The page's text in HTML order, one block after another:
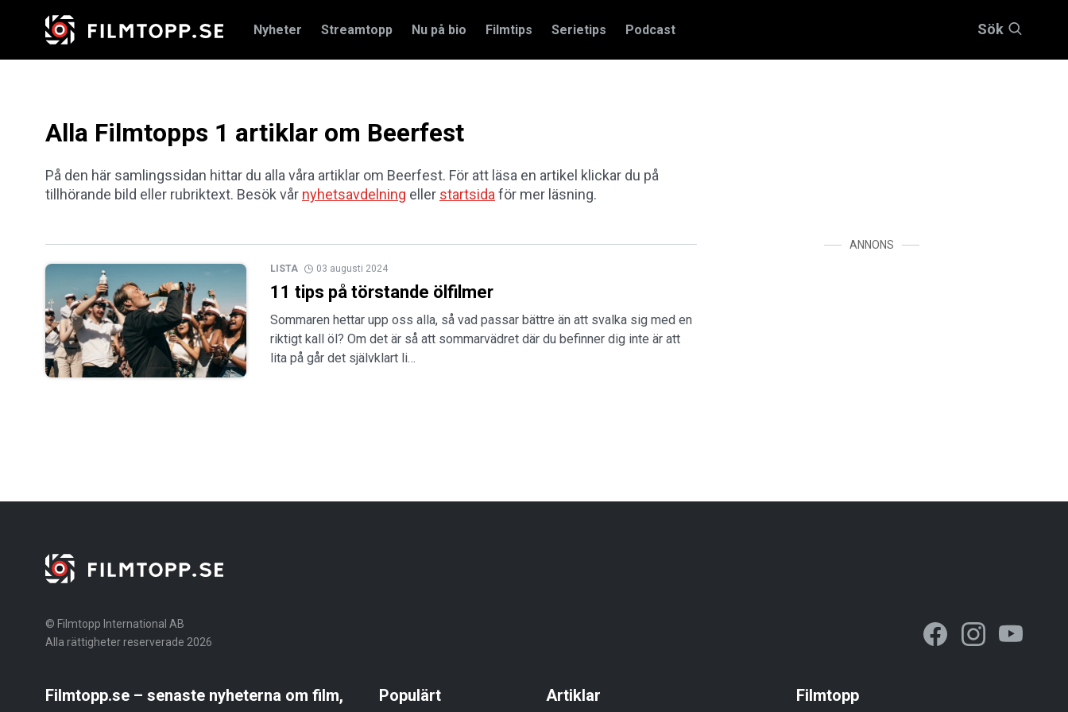
Nyheter Streamtopp Nu på bio Filmtips Serietips Podcast Sök
Alla Filmtopps 1 artiklar om Beerfest
På den här samlingssidan hittar du alla våra artiklar om Beerfest. För att läsa en artikel klickar du på
tillhörande bild eller rubriktext. Besök vår nyhetsavdelning eller startsida för mer läsning.
LISTA 03 augusti 2024
11 tips på törstande ölfilmer
Sommaren hettar upp oss alla, så vad passar bättre än att svalka sig med en
riktigt kall öl? Om det är så att sommarvädret där du befinner dig inte är att
lita på går det självklart li…
ANNONS
© Filmtopp International AB
Alla rättigheter reserverade 2026
Filmtopp.se – senaste nyheterna om film,
Populärt Artiklar Filmtopp